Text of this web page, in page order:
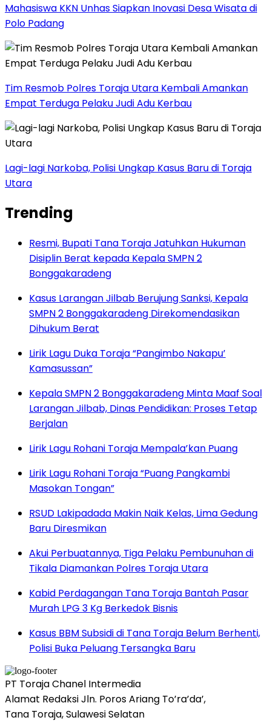
Mahasiswa KKN Unhas Siapkan Inovasi Desa Wisata di
Polo Padang
Tim Resmob Polres Toraja Utara Kembali Amankan
Empat Terduga Pelaku Judi Adu Kerbau
Lagi-lagi Narkoba, Polisi Ungkap Kasus Baru di Toraja
Utara
Trending
Resmi, Bupati Tana Toraja Jatuhkan Hukuman
Disiplin Berat kepada Kepala SMPN 2
Bonggakaradeng
Kasus Larangan Jilbab Berujung Sanksi, Kepala
SMPN 2 Bonggakaradeng Direkomendasikan
Dihukum Berat
Lirik Lagu Duka Toraja “Pangimbo Nakapu’
Kamasussan”
Kepala SMPN 2 Bonggakaradeng Minta Maaf Soal
Larangan Jilbab, Dinas Pendidikan: Proses Tetap
Berjalan
Lirik Lagu Rohani Toraja Mempala’kan Puang
Lirik Lagu Rohani Toraja “Puang Pangkambi
Masokan Tongan”
RSUD Lakipadada Makin Naik Kelas, Lima Gedung
Baru Diresmikan
Akui Perbuatannya, Tiga Pelaku Pembunuhan di
Tikala Diamankan Polres Toraja Utara
Kabid Perdagangan Tana Toraja Bantah Pasar
Murah LPG 3 Kg Berkedok Bisnis
Kasus BBM Subsidi di Tana Toraja Belum Berhenti,
Polisi Buka Peluang Tersangka Baru
PT Toraja Chanel Intermedia
Alamat Redaksi Jln. Poros Ariang To’ra’da’,
Tana Toraja, Sulawesi Selatan